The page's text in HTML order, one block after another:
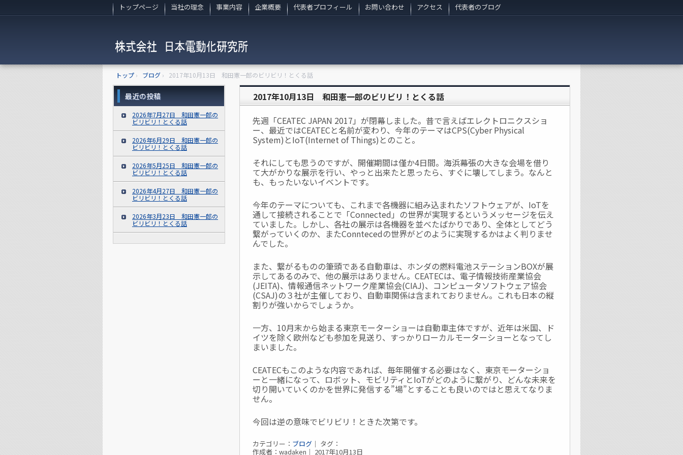
トップページ 当社の理念 事業内容 企業概要 代表者プロフィール お問い合わせ アクセス 代表者のブログ
トップ › ブログ › 2017年10月13日 和田憲一郎のビリビリ！とくる話
2017年10月13日 和田憲一郎のビリビリ！とくる話
先週「CEATEC JAPAN 2017」が閉幕しました。昔で言えばエレクトロニクスショ
ー、最近ではCEATECと名前が変わり、今年のテーマはCPS(Cyber Physical
System)とIoT(Internet of Things)とのこと。
それにしても思うのですが、開催期間は僅か4日間。海浜幕張の大きな会場を借り
て大がかりな展示を行い、やっと出来たと思ったら、すぐに壊してしまう。なんと
も、もったいないイベントです。
今年のテーマについても、これまで各機器に組み込まれたソフトウェアが、IoTを
通して接続されることで「Connected」の世界が実現するというメッセージを伝え
ていました。しかし、各社の展示は各機器を並べたばかりであり、全体としてどう
繋がっていくのか、またConntecedの世界がどのように実現するかはよく判りませ
んでした。
また、繋がるものの筆頭である自動車は、ホンダの燃料電池ステーションBOXが展
示してあるのみで、他の展示はありません。CEATECは、電子情報技術産業協会
(JEITA)、情報通信ネットワーク産業協会(CIAJ)、コンピュータソフトウェア協会
(CSAJ)の３社が主催しており、自動車関係は含まれておりません。これも日本の縦
割りが強いからでしょうか。
一方、10月末から始まる東京モーターショーは自動車主体ですが、近年は米国、ド
イツを除く欧州なども参加を見送り、すっかりローカルモーターショーとなってし
まいました。
CEATECもこのような内容であれば、毎年開催する必要はなく、東京モーターショ
ーと一緒になって、ロボット、モビリティとIoTがどのように繋がり、どんな未来を
切り開いていくのかを世界に発信する”場”とすることも良いのではと思えてなりま
せん。
今回は逆の意味でビリビリ！ときた次第です。
カテゴリー： ブログ ｜ タグ：
作成者：wadaken｜ 2017年10月13日
最近の投稿
2026年7月27日 和田憲一郎の
ビリビリ！とくる話
2026年6月29日 和田憲一郎の
ビリビリ！とくる話
2026年5月25日 和田憲一郎の
ビリビリ！とくる話
2026年4月27日 和田憲一郎の
ビリビリ！とくる話
2026年3月23日 和田憲一郎の
ビリビリ！とくる話